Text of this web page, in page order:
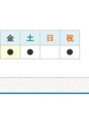
金 土 日 祝